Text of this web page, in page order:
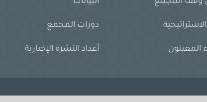
المعينون
دورات المجمع
أعداد النشرة الإخبارية